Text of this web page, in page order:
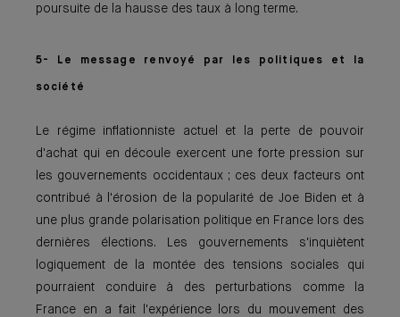
poursuite de la hausse des taux à long terme.
5- Le message renvoyé par les politiques et la
société
Le régime inflationniste actuel et la perte de pouvoir
d'achat qui en découle exercent une forte pression sur
les gouvernements occidentaux ; ces deux facteurs ont
contribué à l'érosion de la popularité de Joe Biden et à
une plus grande polarisation politique en France lors des
dernières élections. Les gouvernements s'inquiètent
logiquement de la montée des tensions sociales qui
pourraient conduire à des perturbations comme la
France en a fait l'expérience lors du mouvement des